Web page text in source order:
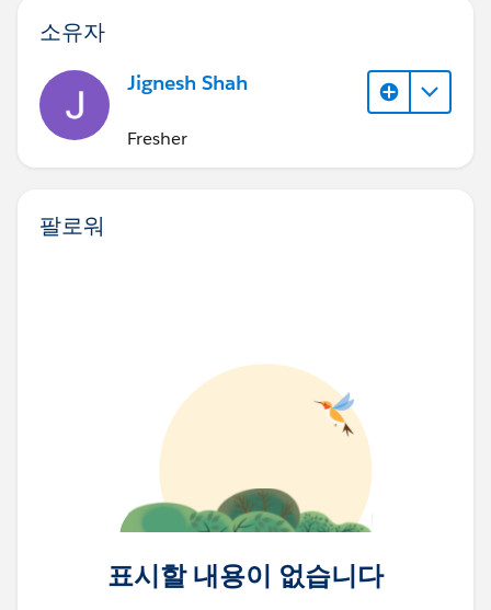
소유자
Jignesh Shah
Fresher
팔로워
표시할 내용이 없습니다